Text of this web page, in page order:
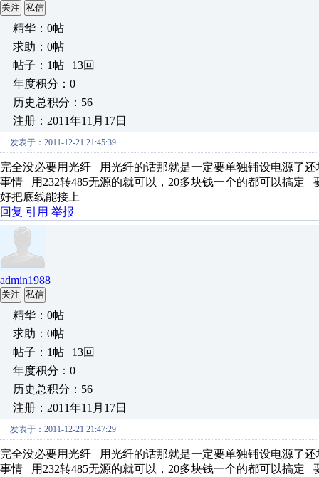
关注 私信
精华：0帖
求助：0帖
帖子：1帖 | 13回
年度积分：0
历史总积分：56
注册：2011年11月17日
发表于：2011-12-21 21:45:39
完全没必要用光纤 用光纤的话那就是一定要单独铺设电源了
事情 用232转485无源的就可以，20多块钱一个的都可以搞
好把底线能接上
回复 引用 举报
admin1988
关注 私信
精华：0帖
求助：0帖
帖子：1帖 | 13回
年度积分：0
历史总积分：56
注册：2011年11月17日
发表于：2011-12-21 21:47:29
完全没必要用光纤 用光纤的话那就是一定要单独铺设电源了
事情 用232转485无源的就可以，20多块钱一个的都可以搞